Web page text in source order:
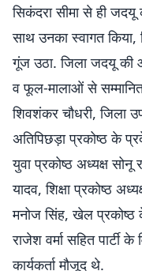
सिकंदरा सीमा से ही जदयू
साथ उनका स्वागत
गूंज उठा. जिला जदयू की
व फूल-मालाओं से सम्मानित
शिवशंकर चौधरी, जिला
अतिपिछड़ा प्रकोष्ठ के
युवा प्रकोष्ठ अध्यक्ष सोनू
यादव, शिक्षा प्रकोष्ठ
मनोज सिंह, खेल प्रकोष्ठ
राजेश वर्मा सहित पार्टी
कार्यकर्ता मौजूद थे.